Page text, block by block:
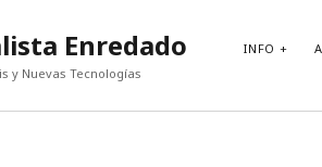
Enredado
y Nuevas Tecnologías
INFO